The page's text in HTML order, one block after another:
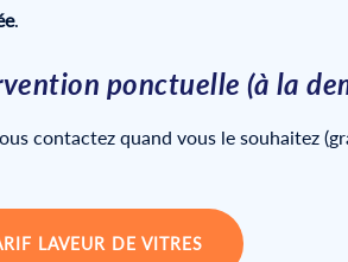
.
ponctuelle (à la
contactez quand vous le souhaitez
LAVEUR DE VITRES